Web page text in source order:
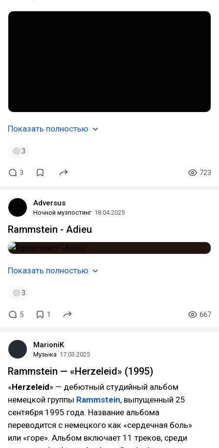
Показать полностью
3
3 723
Adversus
Ночной музпостинг 18.04.2025
Rammstein - Adieu
Показать полностью
3
5 1 667
MarioniK
Музыка 17.03.2025
Rammstein — «Herzeleid» (1995)
«Herzeleid» — дебютный студийный альбом
немецкой группы Rammstein, выпущенный 25
сентября 1995 года. Название альбома
переводится с немецкого как «сердечная боль»
или «горе». Альбом включает 11 треков, среди